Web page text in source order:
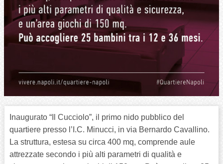
Inaugurato “Il Cucciolo”, il primo nido pubblico del
quartiere presso l’I.C. Minucci, in via Bernardo Cavallino.
La struttura, estesa su circa 400 mq, comprende aule
attrezzate secondo i più alti parametri di qualità e